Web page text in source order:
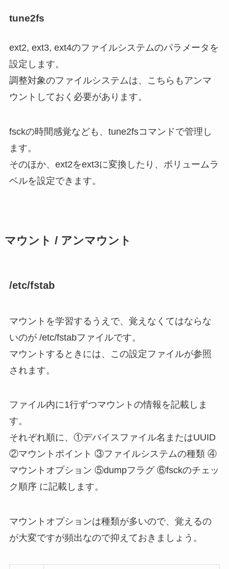
tune2fs
ext2, ext3, ext4のファイルシステムのパラメータを
設定します。
調整対象のファイルシステムは、こちらもアンマ
ウントしておく必要があります。
fsckの時間感覚なども、tune2fsコマンドで管理し
ます。
そのほか、ext2をext3に変換したり、ボリュームラ
ベルを設定できます。
マウント / アンマウント
/etc/fstab
マウントを学習するうえで、覚えなくてはならな
いのが /etc/fstabファイルです。
マウントするときには、この設定ファイルが参照
されます。
ファイル内に1行ずつマウントの情報を記載しま
す。
それぞれ順に、①デバイスファイル名またはUUID
②マウントポイント ③ファイルシステムの種類 ④
マウントオプション ⑤dumpフラグ ⑥fsckのチェッ
ク順序 に記載します。
マウントオプションは種類が多いので、覚えるの
が大変ですが頻出なので抑えておきましょう。